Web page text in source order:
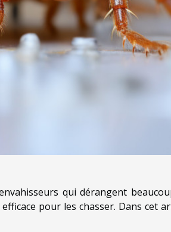
qui dérangent
pour les chasser. Dans cet